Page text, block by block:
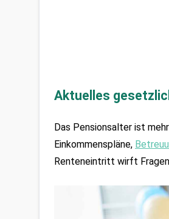
Aktuelles
Das Pensionsalter ist
Einkommenspläne,
Renteneintritt wirft